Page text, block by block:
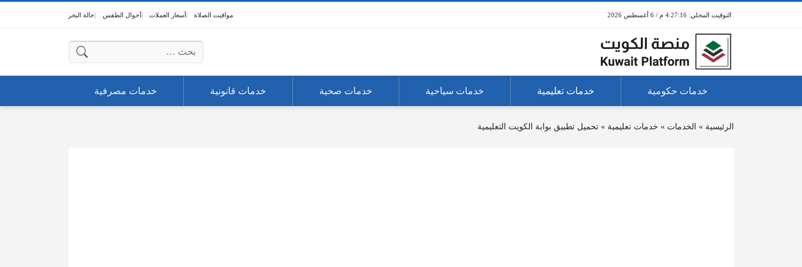
4:27:16 م / 6 أغسطس 2026 مواقيت الصلاة أسعار العملات أحوال الطقس حالة البحر
البحث عن:
خدمات حكومية خدمات تعليمية خدمات سياحية خدمات صحية خدمات قانونية خدمات مصرفية
الرئيسية » الخدمات » خدمات تعليمية »تحميل تطبيق بوابة الكويت التعليمية